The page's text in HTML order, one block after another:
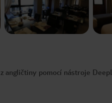
angličtiny pomocí nástroje DeepL